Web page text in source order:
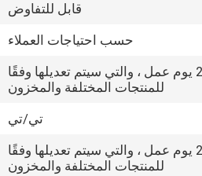
قابل للتفاوض
حسب احتياجات العملاء
20-30 يوم عمل ، والتي سيتم تعديلها وفقًا
للمنتجات المختلفة والمخزون
تي/تي
20-30 يوم عمل ، والتي سيتم تعديلها وفقًا
للمنتجات المختلفة والمخزون